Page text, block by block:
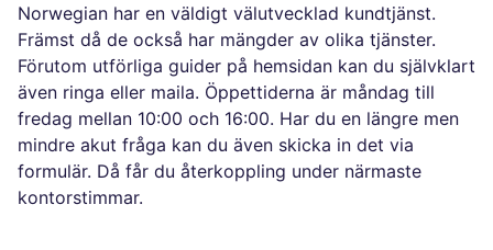
Norwegian har en väldigt välutvecklad kundtjänst.
Främst då de också har mängder av olika tjänster.
Förutom utförliga guider på hemsidan kan du självklart
även ringa eller maila. Öppettiderna är måndag till
fredag mellan 10:00 och 16:00. Har du en längre men
mindre akut fråga kan du även skicka in det via
formulär. Då får du återkoppling under närmaste
kontorstimmar.